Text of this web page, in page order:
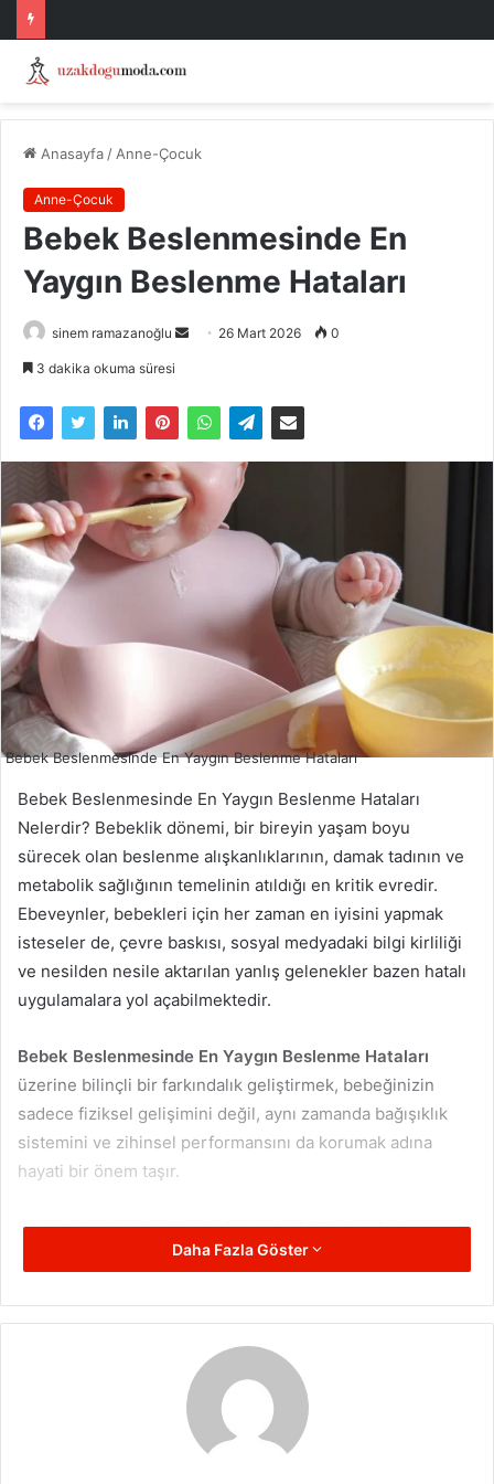
Anasayfa / Anne-Çocuk
Anne-Çocuk
Bebek Beslenmesinde En
Yaygın Beslenme Hataları
sinem ramazanoğlu
Bir
göndermek
26 Mart 2026 0
3 dakika okuma süresi
Bebek Beslenmesinde En Yaygın Beslenme Hataları
Bebek Beslenmesinde En Yaygın Beslenme Hataları
Nelerdir? Bebeklik dönemi, bir bireyin yaşam boyu
sürecek olan beslenme alışkanlıklarının, damak tadının ve
metabolik sağlığının temelinin atıldığı en kritik evredir.
Ebeveynler, bebekleri için her zaman en iyisini yapmak
isteseler de, çevre baskısı, sosyal medyadaki bilgi kirliliği
ve nesilden nesile aktarılan yanlış gelenekler bazen hatalı
uygulamalara yol açabilmektedir.
Bebek Beslenmesinde En Yaygın Beslenme Hataları
üzerine bilinçli bir farkındalık geliştirmek, bebeğinizin
sadece fiziksel gelişimini değil, aynı zamanda bağışıklık
sistemini ve zihinsel performansını da korumak adına
hayati bir önem taşır.
Bu yazıda, ek gıda sürecinden sofra kültürüne kadar en sık
yapılan yanlışları ve bu yanlışların yerine geçmesi gereken
Ek Gıdaya Geçiş Sürecinde Yapılan
Fizyolojik Hatalar
Bebeklerin sindirim sistemi, yetişkinlerinkinden çok daha
hassas ve gelişime muhtaçtır. Bu nedenle “daha hızlı
Daha Fazla Göster